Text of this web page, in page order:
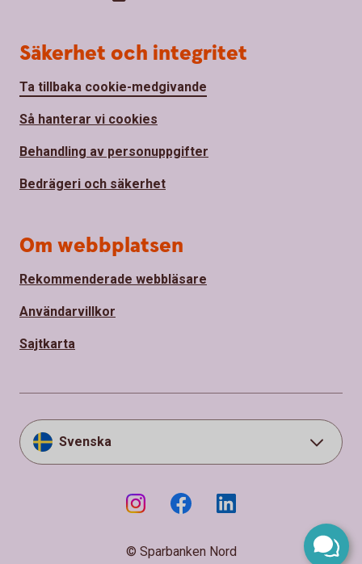
Säkerhet och integritet
Ta tillbaka cookie-medgivande
Så hanterar vi cookies
Behandling av personuppgifter
Bedrägeri och säkerhet
Om webbplatsen
Rekommenderade webbläsare
Användarvillkor
Sajtkarta
Svenska
© Sparbanken Nord